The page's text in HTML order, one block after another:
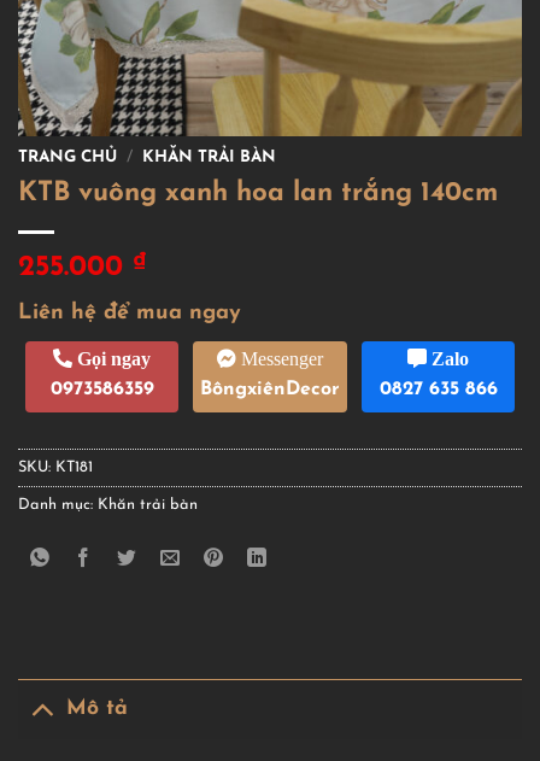
TRANG CHỦ / KHĂN TRẢI BÀN
KTB vuông xanh hoa lan trắng 140cm
255.000 ₫
Liên hệ để mua ngay
Gọi ngay
0973586359
Messenger
BôngxiênDecor
Zalo
0827 635 866
SKU: KT181
Danh mục: Khăn trải bàn
Mô tả